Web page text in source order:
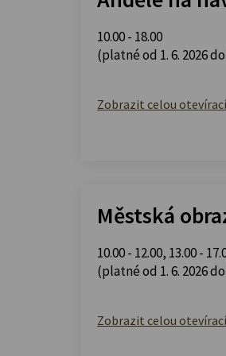
10.00 - 18.00
(platné od 1. 6. 2026 do
Zobrazit celou
Městská
10.00 - 12.00, 13.00 -
(platné od 1. 6. 2026 do
Zobrazit celou